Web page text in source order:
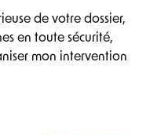
de votre dossier,
en toute sécurité,
mon intervention